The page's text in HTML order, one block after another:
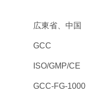
広東省、中国
GCC
ISO/GMP/CE
GCC-FG-1000